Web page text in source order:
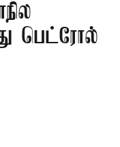
பெட்ரோல்